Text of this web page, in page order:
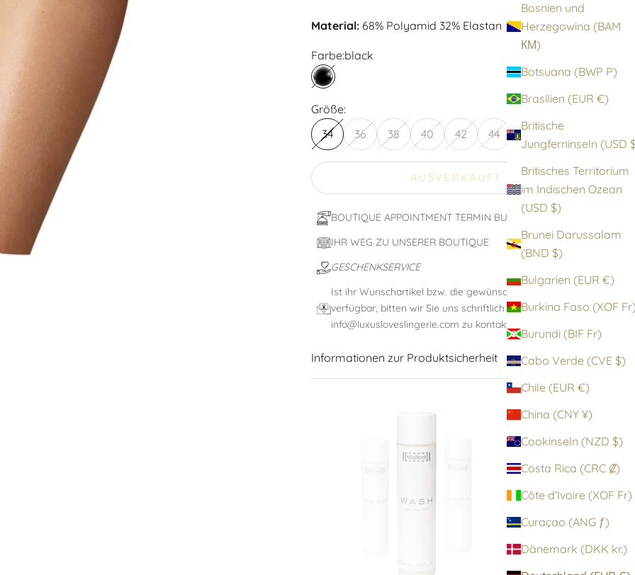
Bosnien und
Herzegowina (BAM
КМ)
Botsuana (BWP P)
Brasilien (EUR €)
Britische
Britisches Territorium
im Indischen Ozean
(USD $)
Brunei Darussalam
(BND $)
Bulgarien (EUR €)
Burkina Faso
Burundi (BIF Fr)
Cabo Verde (CVE $)
Chile (EUR €)
China (CNY ¥)
Cookinseln (NZD $)
Costa Rica (CRC ₡)
Côte d’Ivoire (XOF Fr)
Curaçao (ANG ƒ)
Dänemark (DKK kr.)
Material: 68% Polyamid 32% Elastan
Farbe:black
black
Größe:
34
36 38 40 42 44
AUSVERKAUFT
BOUTIQUE APPOINTMENT TERMIN BUCHEN
IHR WEG ZU UNSERER BOUTIQUE
GESCHENKSERVICE
Ist ihr Wunschartikel bzw. die gewünschte Größe nicht
verfügbar, bitten wir Sie uns schriftlich unter:
info@luxusloveslingerie.com zu kontaktieren
Informationen zur Produktsicherheit